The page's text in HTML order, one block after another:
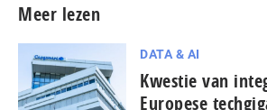
Meer lezen
DATA & AI
Kwestie van
Europese